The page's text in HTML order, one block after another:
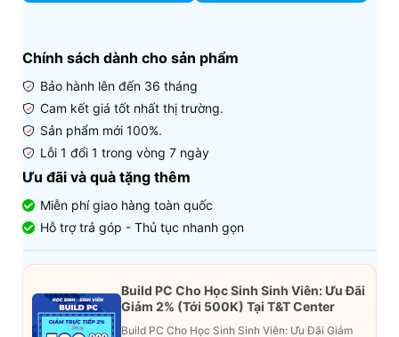
Chính sách dành cho sản phẩm
Bảo hành lên đến 36 tháng
Cam kết giá tốt nhất thị trường.
Sản phẩm mới 100%.
Lỗi 1 đổi 1 trong vòng 7 ngày
Ưu đãi và quà tặng thêm
Miễn phí giao hàng toàn quốc
Hỗ trợ trả góp - Thủ tục nhanh gọn
Build PC Cho Học Sinh Sinh Viên: Ưu Đãi
Giảm 2% (Tới 500K) Tại T&T Center
Build PC Cho Học Sinh Sinh Viên: Ưu Đãi Giảm